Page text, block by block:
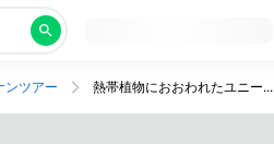
ンツアー 熱帯植物におおわれたユニークなデザインがすてきなホテルに宿泊！